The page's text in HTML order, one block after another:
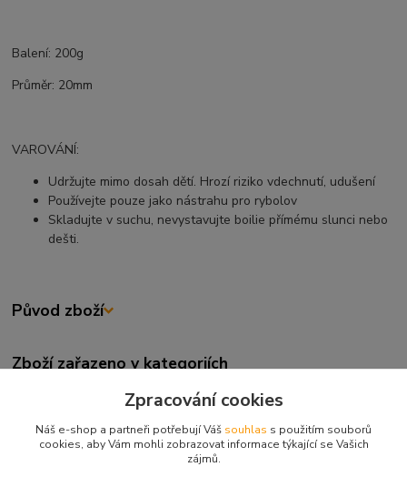
Balení: 200g
Průměr: 20mm
VAROVÁNÍ:
Udržujte mimo dosah dětí. Hrozí riziko vdechnutí, udušení
Používejte pouze jako nástrahu pro rybolov
Skladujte v suchu, nevystavujte boilie přímému slunci nebo
dešti.
Původ zboží
Zboží zařazeno v kategoriích
BOILIES
CARP SERVIS VÁCLAVÍK
Zpracování cookies
Náš e-shop a partneři potřebují Váš souhlas s použitím souborů
cookies, aby Vám mohli zobrazovat informace týkající se Vašich
zájmů.